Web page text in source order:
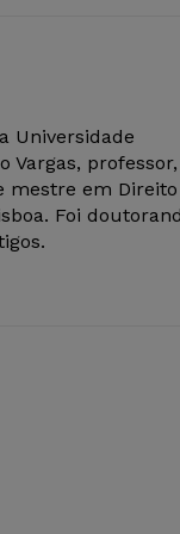
Universidade
Vargas, professor,
mestre em Direito
Foi